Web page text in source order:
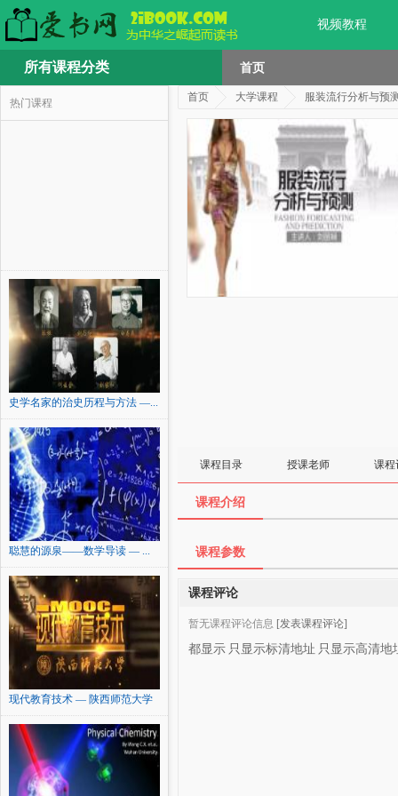
视频教程
所有课程分类 首页
热门课程
史学名家的治史历程与方法 —...
聪慧的源泉——数学导读 — ...
现代教育技术 — 陕西师范大学
首页 大学课程 服装流行分析与预
课程目录 授课老师 课程
课程介绍
课程参数
课程评论
暂无课程评论信息 [发表课程评论]
都显示 只显示标清地址 只显示高清地